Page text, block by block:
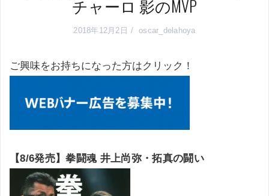
チャーロ 影のMVP
2018年12月2日 oscar_delahoya
ご興味をお持ちになった方はクリック！
【8/6発売】拳闘魂 井上尚弥・拓真の闘い